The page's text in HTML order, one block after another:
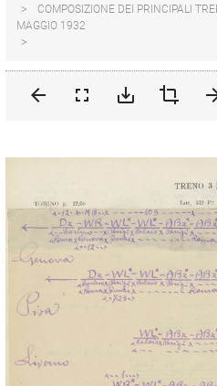
COMPOSIZIONE DEI PRINCIPALI
MAGGIO 1932